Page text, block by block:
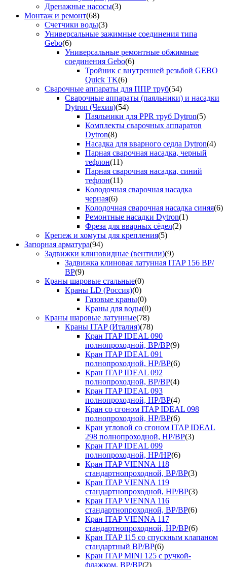
Дренажные насосы(3)
Монтаж и ремонт(68)
Счетчики воды(3)
Универсальные зажимные соединения типа
Gebo(6)
Универсальные ремонтные обжимные
соединения Gebo(6)
Тройник с внутренней резьбой GEBO
Quick TK(6)
Сварочные аппараты для ППР труб(54)
Сварочные аппараты (паяльники) и насадки
Dytron (Чехия)(54)
Паяльники для PPR труб Dytron(5)
Комплекты сварочных аппаратов
Dytron(8)
Насадка для вварного седла Dytron(4)
Парная сварочная насадка, черный
тефлон(11)
Парная сварочная насадка, синий
тефлон(11)
Колодочная сварочная насадка
черная(6)
Колодочная сварочная насадка синяя(6)
Ремонтные насадки Dytron(1)
Фреза для вварных сёдел(2)
Крепеж и хомуты для крепления(5)
Запорная арматура(94)
Задвижки клиновидные (вентили)(9)
Задвижка клиновая латунная ITAP 156 ВР/
ВР(9)
Краны шаровые стальные(0)
Краны LD (Россия)(0)
Газовые краны(0)
Краны для воды(0)
Краны шаровые латунные(78)
Краны ITAP (Италия)(78)
Кран ITAP IDEAL 090
полнопроходной, ВР/ВР(9)
Кран ITAP IDEAL 091
полнопроходной, НР/ВР(6)
Кран ITAP IDEAL 092
полнопроходной, ВР/ВР(4)
Кран ITAP IDEAL 093
полнопроходной, НР/ВР(4)
Кран со сгоном ITAP IDEAL 098
полнопроходной, НР/ВР(6)
Кран угловой со сгоном ITAP IDEAL
298 полнопроходной, НР/ВР(3)
Кран ITAP IDEAL 099
полнопроходной, НР/НР(6)
Кран ITAP VIENNA 118
стандартнопроходной, ВР/ВР(3)
Кран ITAP VIENNA 119
стандартнопроходной, НР/ВР(3)
Кран ITAP VIENNA 116
стандартнопроходной, ВР/ВР(6)
Кран ITAP VIENNA 117
стандартнопроходной, НР/ВР(6)
Кран ITAP 115 со спускным клапаном
стандартный ВР/ВР(6)
Кран ITAP MINI 125 с ручкой-
флажком, ВР/ВР(2)